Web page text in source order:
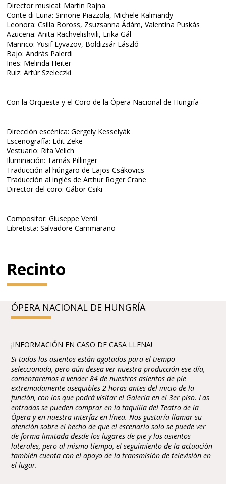
Director musical: Martin Rajna
Conte di Luna: Simone Piazzola, Michele Kalmandy
Leonora: Csilla Boross, Zsuzsanna Ádám, Valentina Puskás
Azucena: Anita Rachvelishvili, Erika Gál
Manrico: Yusif Eyvazov, Boldizsár László
Bajo: András Palerdi
Ines: Melinda Heiter
Ruiz: Artúr Szeleczki
Con la Orquesta y el Coro de la Ópera Nacional de Hungría
Dirección escénica: Gergely Kesselyák
Escenografía: Edit Zeke
Vestuario: Rita Velich
Iluminación: Tamás Pillinger
Traducción al húngaro de Lajos Csákovics
Traducción al inglés de Arthur Roger Crane
Director del coro: Gábor Csiki
Compositor: Giuseppe Verdi
Libretista: Salvadore Cammarano
Recinto
ÓPERA NACIONAL DE HUNGRÍA
¡INFORMACIÓN EN CASO DE CASA LLENA!
Si todos los asientos están agotados para el tiempo
seleccionado, pero aún desea ver nuestra producción ese día,
comenzaremos a vender 84 de nuestros asientos de pie
extremadamente asequibles 2 horas antes del inicio de la
función, con los que podrá visitar el Galería en el 3er piso. Las
entradas se pueden comprar en la taquilla del Teatro de la
Ópera y en nuestra interfaz en línea. Nos gustaría llamar su
atención sobre el hecho de que el escenario solo se puede ver
de forma limitada desde los lugares de pie y los asientos
laterales, pero al mismo tiempo, el seguimiento de la actuación
también cuenta con el apoyo de la transmisión de televisión en
el lugar.